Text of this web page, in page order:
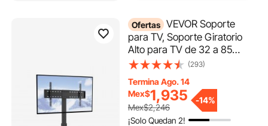
Ofertas VEVOR Soporte
para TV, Soporte Giratorio
Alto para TV de 32 a 85
Pulgadas, Soporte para TV
Altura con Base de Vidrio
Templado para Dormitorio,
Sala de Estar
(293)
Termina Ago. 14
Mex$1,935
Mex$2,246
-14%
¡Solo Quedan 2!